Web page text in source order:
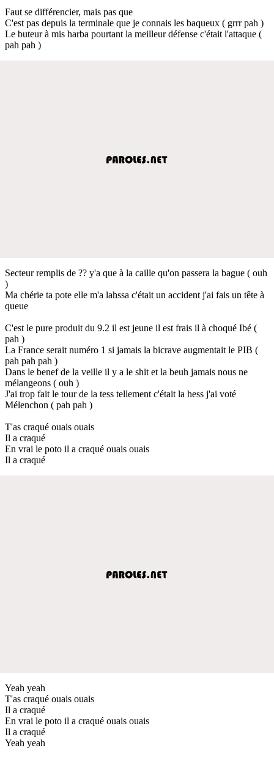
Faut se différencier, mais pas que
C'est pas depuis la terminale que je connais les baqueux ( grrr pah )
Le buteur à mis harba pourtant la meilleur défense c'était l'attaque (
pah pah )
Secteur remplis de ?? y'a que à la caille qu'on passera la bague ( ouh
)
Ma chérie ta pote elle m'a lahssa c'était un accident j'ai fais un tête à
queue
C'est le pure produit du 9.2 il est jeune il est frais il à choqué Ibé (
pah )
La France serait numéro 1 si jamais la bicrave augmentait le PIB (
pah pah pah )
Dans le benef de la veille il y a le shit et la beuh jamais nous ne
mélangeons ( ouh )
J'ai trop fait le tour de la tess tellement c'était la hess j'ai voté
Mélenchon ( pah pah )
T'as craqué ouais ouais
Il a craqué
En vrai le poto il a craqué ouais ouais
Il a craqué
Yeah yeah
T'as craqué ouais ouais
Il a craqué
En vrai le poto il a craqué ouais ouais
Il a craqué
Yeah yeah